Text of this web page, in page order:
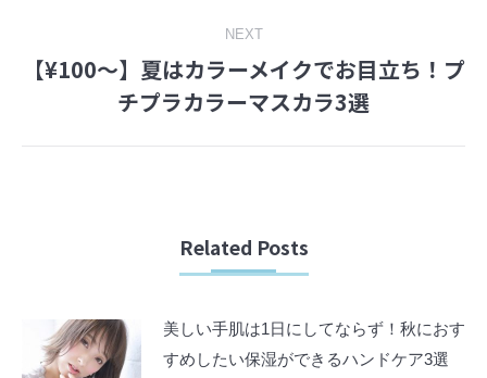
NEXT
Next
post:
【¥100～】夏はカラーメイクでお目立ち！プ
チプラカラーマスカラ3選
Related Posts
美しい手肌は1日にしてならず！秋におす
すめしたい保湿ができるハンドケア3選